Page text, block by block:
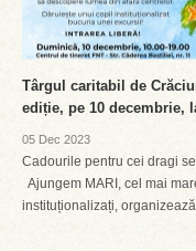
Târgul caritabil de
ediție, pe 10 decembrie,
05 Dec 2023
Cadourile pentru cei dragi
Ajungem MARI, cel mai
instituționalizați,